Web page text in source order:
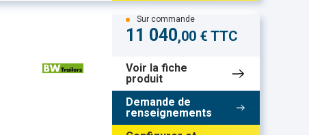
Sur commande
11 040,00 € TTC
Voir la fiche
produit
Demande de
renseignements